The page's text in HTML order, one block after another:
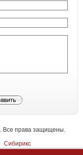
. Все права защищены.
Сибирикс